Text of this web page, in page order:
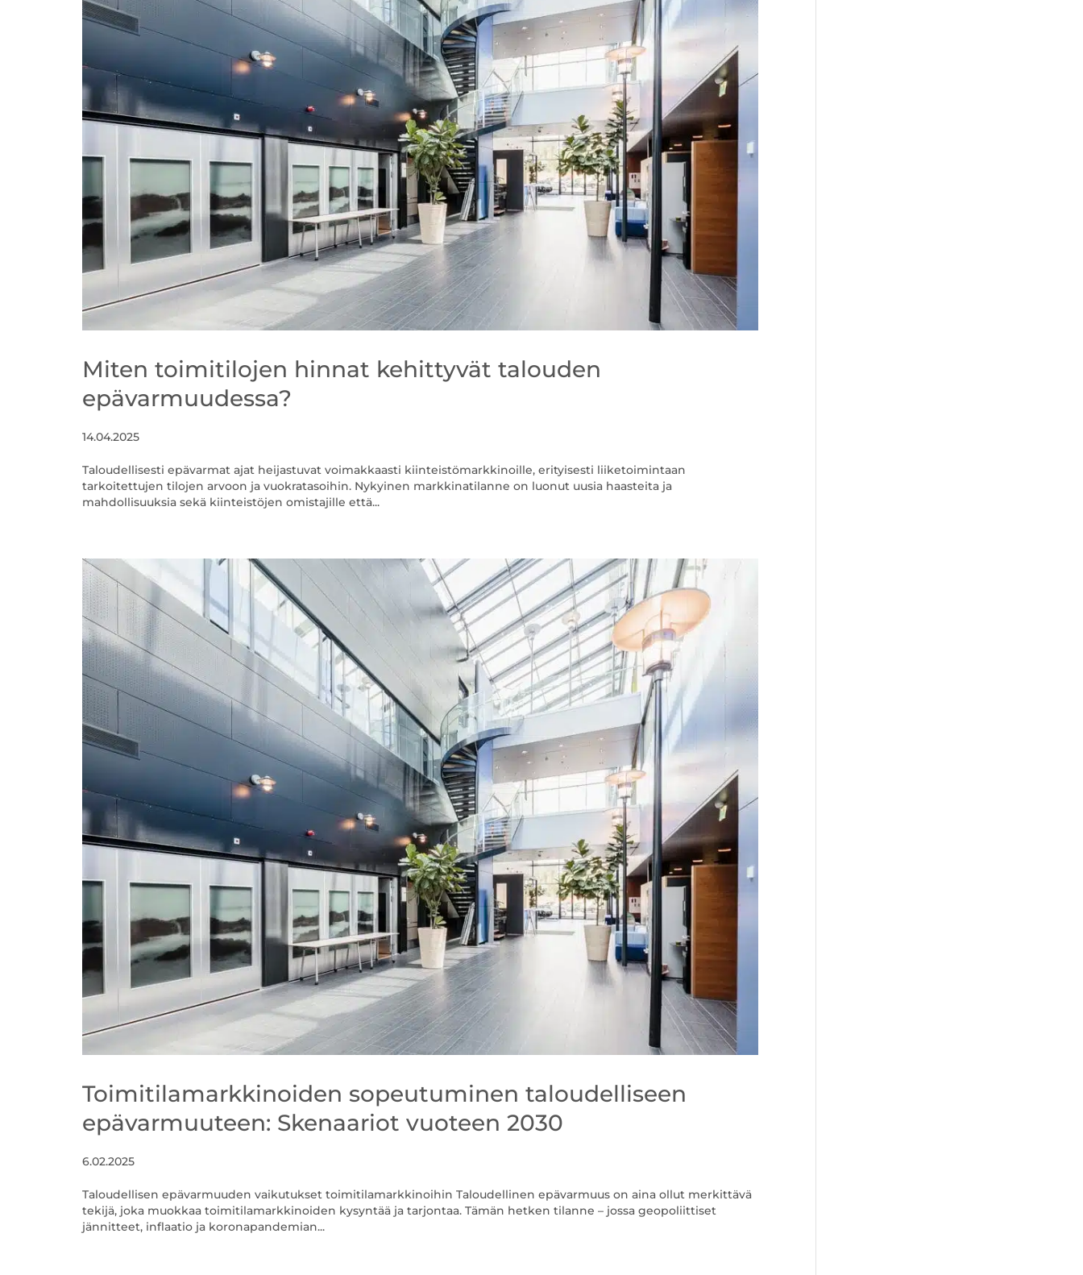
Miten toimitilojen hinnat kehittyvät talouden
epävarmuudessa?
14.04.2025
Taloudellisesti epävarmat ajat heijastuvat voimakkaasti kiinteistömarkkinoille, erityisesti liiketoimintaan
tarkoitettujen tilojen arvoon ja vuokratasoihin. Nykyinen markkinatilanne on luonut uusia haasteita ja
mahdollisuuksia sekä kiinteistöjen omistajille että...
Toimitilamarkkinoiden sopeutuminen taloudelliseen
epävarmuuteen: Skenaariot vuoteen 2030
6.02.2025
Taloudellisen epävarmuuden vaikutukset toimitilamarkkinoihin Taloudellinen epävarmuus on aina ollut merkittävä
tekijä, joka muokkaa toimitilamarkkinoiden kysyntää ja tarjontaa. Tämän hetken tilanne – jossa geopoliittiset
jännitteet, inflaatio ja koronapandemian...